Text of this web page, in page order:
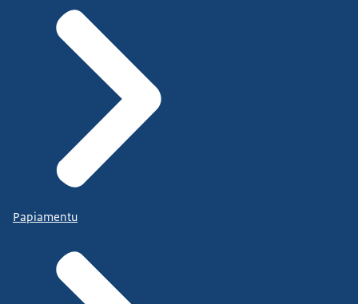
Papiamentu